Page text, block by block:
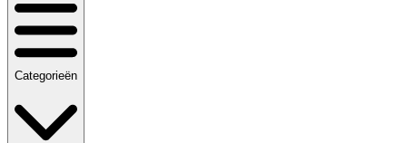
Categorieën